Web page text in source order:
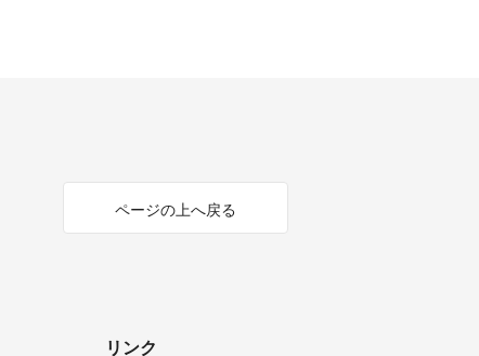
ページの上へ戻る
リンク